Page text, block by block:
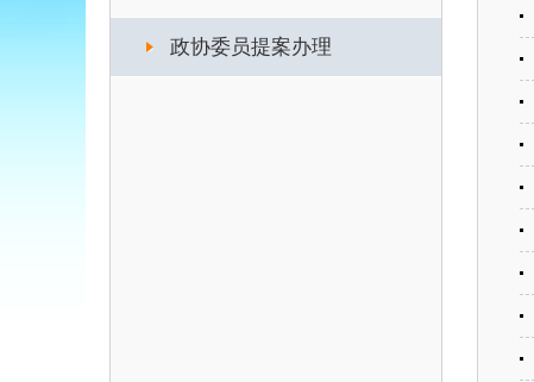
政协委员提案办理